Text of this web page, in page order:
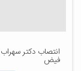
انتصاب دکتر
فیض